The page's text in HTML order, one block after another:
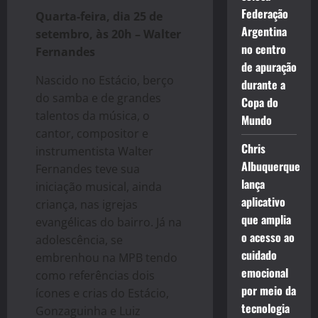
Quarta-feira, dia 25 de
setembro, às 20h – Walter
Fernandes
Nascido no Estácio, berço
do samba e de grandes
talentos da música, o
cantor, compositor e
instrumentista Walter
Fernandes teve sua
iniciação musical, ainda
criança, nas igrejas
evangélicas do bairro. Já na
adolescência, se
embrenhou na MPB tendo
como referências dois
ícones e crias do Estácio,
Gonzaguinha e Luiz
Federação
Argentina
no centro
de apuração
durante a
Copa do
Mundo
Chris
Albuquerque
lança
aplicativo
que amplia
o acesso ao
cuidado
emocional
por meio da
tecnologia